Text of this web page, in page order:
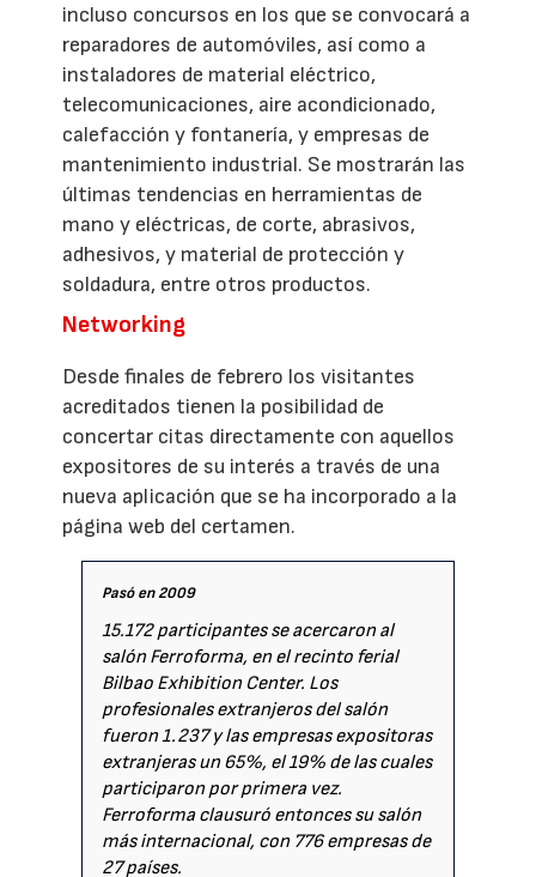
incluso concursos en los que se convocará a
reparadores de automóviles, así como a
instaladores de material eléctrico,
telecomunicaciones, aire acondicionado,
calefacción y fontanería, y empresas de
mantenimiento industrial. Se mostrarán las
últimas tendencias en herramientas de
mano y eléctricas, de corte, abrasivos,
adhesivos, y material de protección y
soldadura, entre otros productos.
Networking
Desde finales de febrero los visitantes
acreditados tienen la posibilidad de
concertar citas directamente con aquellos
expositores de su interés a través de una
nueva aplicación que se ha incorporado a la
página web del certamen.
Pasó en 2009
15.172 participantes se acercaron al
salón Ferroforma, en el recinto ferial
Bilbao Exhibition Center. Los
profesionales extranjeros del salón
fueron 1.237 y las empresas expositoras
extranjeras un 65%, el 19% de las cuales
participaron por primera vez.
Ferroforma clausuró entonces su salón
más internacional, con 776 empresas de
27 países.